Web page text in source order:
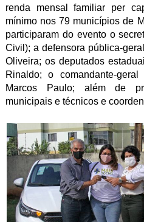
renda mensal familiar per
mínimo nos 79 municípios de
participaram do evento o
Civil); a defensora pública-
Oliveira; os deputados
Rinaldo; o comandante-
Marcos Paulo; além de
municipais e técnicos e